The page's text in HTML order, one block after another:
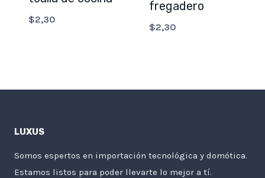
$2,30
fregadero
$2,30
LUXUS
Somos espertos en importación tecnológica y domótica.
Estamos listos para poder llevarte lo mejor a tí.